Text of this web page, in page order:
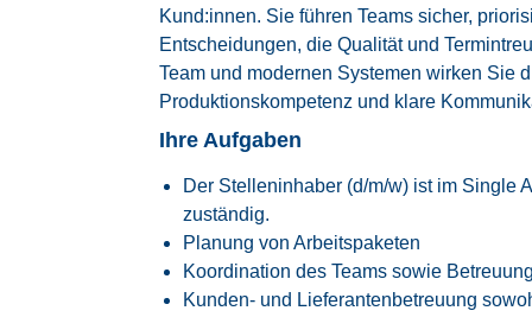
Kund:innen. Sie führen Teams sicher,
Entscheidungen, die Qualität und
Team und modernen Systemen wirken Sie
Produktionskompetenz und klare
Ihre Aufgaben
Der Stelleninhaber (d/m/w) ist im Single
zuständig.
Planung von Arbeitspaketen
Koordination des Teams sowie
Kunden- und Lieferantenbetreuung